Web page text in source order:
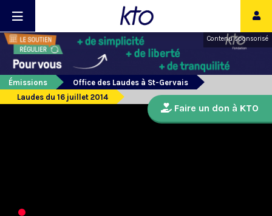
Contenu sponsorisé
Émissions
Office des Laudes à St-Gervais
Laudes du 16 juillet 2014
Faire un don à KTO